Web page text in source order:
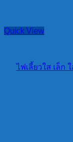
Quick View
ไฟเลี้ยวใส เล็ก